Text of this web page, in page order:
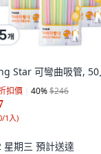
Star 可彎曲吸管, 50
扣價 40%$246
1入)
星期三 預計送達